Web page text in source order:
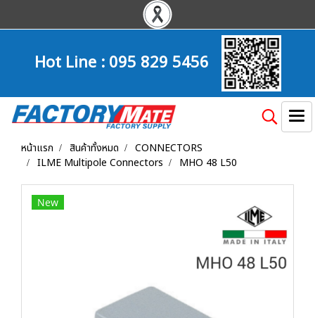
Hot Line :095 829 5456
หน้าแรก สินค้าทั้งหมด
CONNECTORS
ILME Multipole Connectors
MHO 48 L50
New